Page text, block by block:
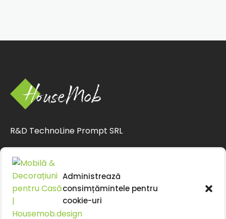
Administrează
consimțămintele pentru
cookie-uri
R&D TechnoLine Prompt SRL
CIF J12/1375/2014
contact@housemob.design
+4 0770 435 933
+4 0769 029 890
+4 0770 435 933